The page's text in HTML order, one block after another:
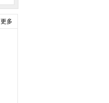
更多